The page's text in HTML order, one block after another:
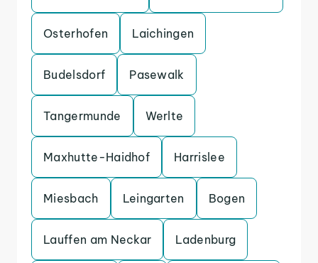
Osterhofen Laichingen
Budelsdorf Pasewalk
Tangermunde Werlte
Maxhutte-Haidhof Harrislee
Miesbach Leingarten Bogen
Lauffen am Neckar Ladenburg